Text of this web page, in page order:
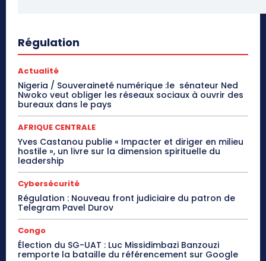
Régulation
Actualité
Nigeria / Souveraineté numérique :le sénateur Ned
Nwoko veut obliger les réseaux sociaux à ouvrir des
bureaux dans le pays
AFRIQUE CENTRALE
Yves Castanou publie « Impacter et diriger en milieu
hostile », un livre sur la dimension spirituelle du
leadership
Cybersécurité
Régulation : Nouveau front judiciaire du patron de
Telegram Pavel Durov
Congo
Élection du SG-UAT : Luc Missidimbazi Banzouzi
remporte la bataille du référencement sur Google